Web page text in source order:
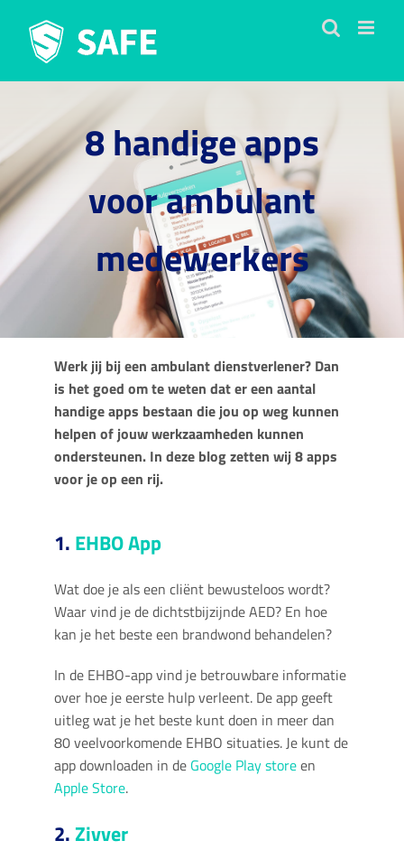
inhoud
8 handige apps
voor ambulant
medewerkers
Werk jij bij een ambulant dienstverlener? Dan
is het goed om te weten dat er een aantal
handige apps bestaan die jou op weg kunnen
helpen of jouw werkzaamheden kunnen
ondersteunen. In deze blog zetten wij 8 apps
voor je op een rij.
1. EHBO App
Wat doe je als een cliënt bewusteloos wordt?
Waar vind je de dichtstbijzijnde AED? En hoe
kan je het beste een brandwond behandelen?
In de EHBO-app vind je betrouwbare informatie
over hoe je eerste hulp verleent. De app geeft
uitleg wat je het beste kunt doen in meer dan
80 veelvoorkomende EHBO situaties. Je kunt de
app downloaden in de Google Play storeen
Apple Store.
2.Zivver